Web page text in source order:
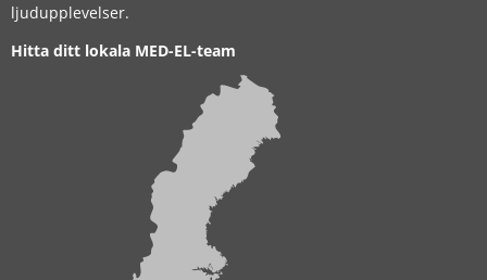
ljudupplevelser.
Hitta ditt lokala MED-EL-team